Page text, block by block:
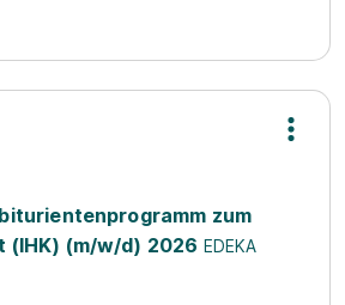
zum
(IHK) (m/w/d) 2026 EDEKA